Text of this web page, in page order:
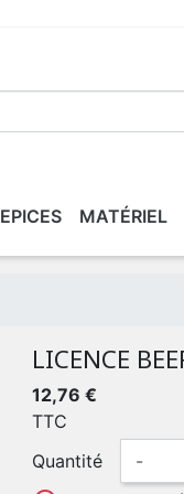
"BIO"
EPICES MATÉRIEL
CONDITIONNEMENT
LICENCE
12,76 €
TTC
Quantité
-